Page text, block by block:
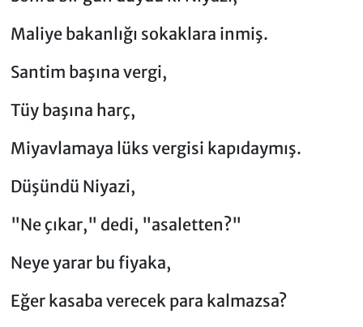
Maliye bakanlığı sokaklara inmiş.
Santim başına vergi,
Tüy başına harç,
Miyavlamaya lüks vergisi kapıdaymış.
​Düşündü Niyazi,
"Ne çıkar," dedi, "asaletten?"
Neye yarar bu fiyaka,
Eğer kasaba verecek para kalmazsa?